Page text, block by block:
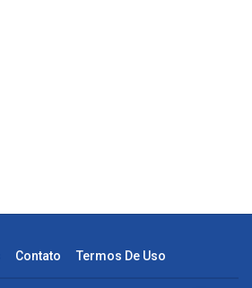
Contato Termos De Uso